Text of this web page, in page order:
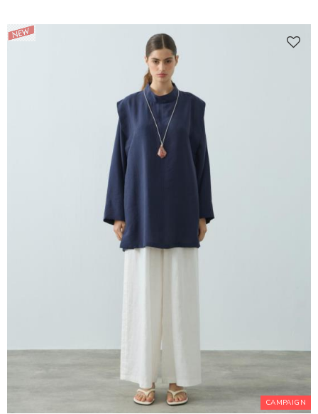
CAMPAIGN